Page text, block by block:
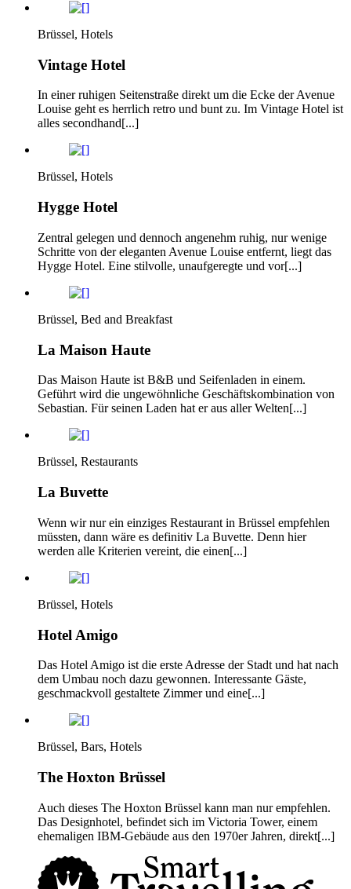
Brüssel, Hotels
Vintage Hotel
In einer ruhigen Seitenstraße direkt um die Ecke der Avenue
Louise geht es herrlich retro und bunt zu. Im Vintage Hotel ist
alles secondhand[...]
Brüssel, Hotels
Hygge Hotel
Zentral gelegen und dennoch angenehm ruhig, nur wenige
Schritte von der eleganten Avenue Louise entfernt, liegt das
Hygge Hotel. Eine stilvolle, unaufgeregte und vor[...]
Brüssel, Bed and Breakfast
La Maison Haute
Das Maison Haute ist B&B und Seifenladen in einem.
Geführt wird die ungewöhnliche Geschäftskombination von
Sebastian. Für seinen Laden hat er aus aller Welten[...]
Brüssel, Restaurants
La Buvette
Wenn wir nur ein einziges Restaurant in Brüssel empfehlen
müssten, dann wäre es definitiv La Buvette. Denn hier
werden alle Kriterien vereint, die einen[...]
Brüssel, Hotels
Hotel Amigo
Das Hotel Amigo ist die erste Adresse der Stadt und hat nach
dem Umbau noch dazu gewonnen. Interessante Gäste,
geschmackvoll gestaltete Zimmer und eine[...]
Brüssel, Bars, Hotels
The Hoxton Brüssel
Auch dieses The Hoxton Brüssel kann man nur empfehlen.
Das Designhotel, befindet sich im Victoria Tower, einem
ehemaligen IBM-Gebäude aus den 1970er Jahren, direkt[...]